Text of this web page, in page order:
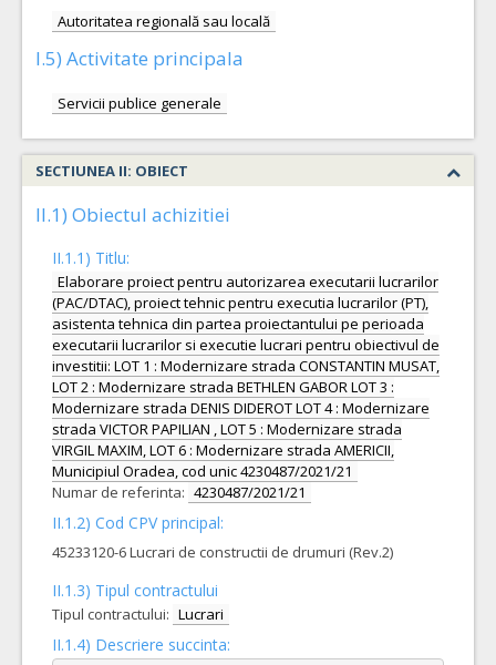
Autoritatea regională sau locală
I.5) Activitate principala
Servicii publice generale
SECTIUNEA II: OBIECT
II.1) Obiectul achizitiei
II.1.1) Titlu:
Elaborare proiect pentru autorizarea executarii lucrarilor
(PAC/DTAC), proiect tehnic pentru executia lucrarilor (PT),
asistenta tehnica din partea proiectantului pe perioada
executarii lucrarilor si executie lucrari pentru obiectivul de
investitii: LOT 1 : Modernizare strada CONSTANTIN MUSAT,
LOT 2 : Modernizare strada BETHLEN GABOR LOT 3 :
Modernizare strada DENIS DIDEROT LOT 4 : Modernizare
strada VICTOR PAPILIAN , LOT 5 : Modernizare strada
VIRGIL MAXIM, LOT 6 : Modernizare strada AMERICII,
Municipiul Oradea, cod unic 4230487/2021/21
Numar de referinta: 4230487/2021/21
II.1.2) Cod CPV principal:
45233120-6 Lucrari de constructii de drumuri (Rev.2)
II.1.3) Tipul contractului
Tipul contractului: Lucrari
II.1.4) Descriere succinta: